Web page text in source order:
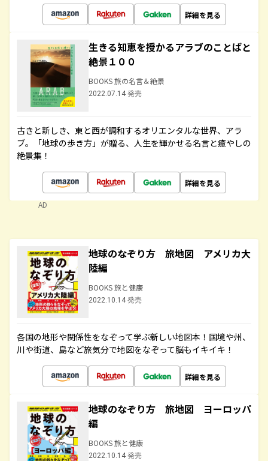
詳細を見る
生きる知恵を授かるアラブのことばと
絶景１００
BOOKS 旅の名言＆絶景
2022.07.14 発売
古きと新しき、東と西が調和するオリエンタルな世界、アラ
ブ。「地球の歩き方」が贈る、人生を輝かせる名言と癒やしの
絶景集！
詳細を見る
AD
地球のなぞり方 旅地図 アメリカ大
陸編
BOOKS 旅と健康
2022.10.14 発売
各国の地形や関係性をなぞって学ぶ新しい地図本！国境や州、
川や街道、島など旅気分で地図をなぞって脳もイキイキ！
詳細を見る
地球のなぞり方 旅地図 ヨーロッパ
編
BOOKS 旅と健康
2022.10.14 発売